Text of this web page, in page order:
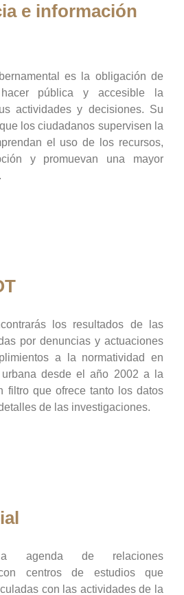
e información
es la obligación de
pública y accesible la
actividades y decisiones. Su
los ciudadanos supervisen la
el uso de los recursos,
y promuevan una mayor
los resultados de las
por denuncias y actuaciones
a la normatividad en
desde el año 2002 a la
filtro que ofrece tanto los datos
de las investigaciones.
agenda de relaciones
con centros de estudios que
con las actividades de la